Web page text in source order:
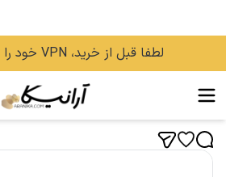
لطفا قبل از خرید، VPN خود را خاموش کنید.